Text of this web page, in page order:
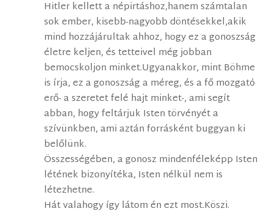
Hitler kellett a népirtáshoz,hanem számtalan
sok ember, kisebb-nagyobb döntésekkel,akik
mind hozzájárultak ahhoz, hogy ez a gonoszság
életre keljen, és tetteivel még jobban
bemocskoljon minket.Ugyanakkor, mint Böhme
is írja, ez a gonoszság a méreg, és a fő mozgató
erő- a szeretet felé hajt minket-, ami segít
abban, hogy feltárjuk Isten törvényét a
szívünkben, ami aztán forrásként buggyan ki
belőlünk.
Összességében, a gonosz mindenféleképp Isten
létének bizonyítéka, Isten nélkül nem is
létezhetne.
Hát valahogy így látom én ezt most.Köszi.